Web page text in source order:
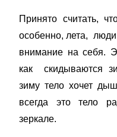
Принято считать,
особенно, лета,
внимание на себя.
как скидываются
зиму тело хочет
всегда это тело
зеркале.